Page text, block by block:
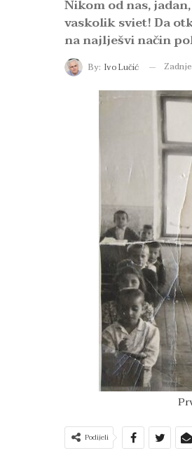
Nikom od nas,
vaskolik sviet! Da
na najlješvi način
By: Ivo Lučić
Podijeli